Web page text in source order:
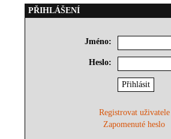
PŘIHLÁŠENÍ
Jméno:
Heslo:
Registrovat uživatele
Zapomenuté heslo